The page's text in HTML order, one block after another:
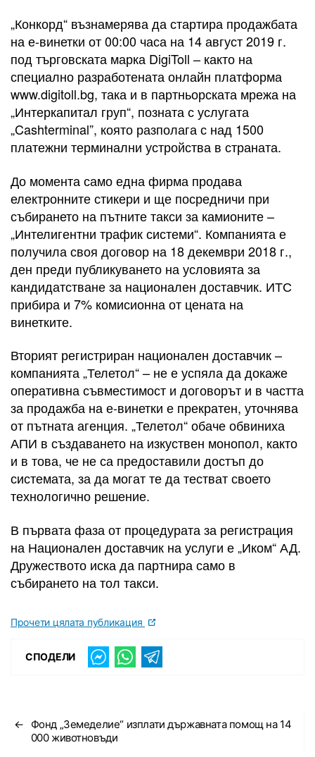
„Конкорд“ възнамерява да стартира продажбата
на е-винетки от 00:00 часа на 14 август 2019 г.
под търговската марка DigiToll – както на
специално разработената онлайн платформа
www.digitoll.bg, така и в партньорската мрежа на
„Интеркапитал груп“, позната с услугата
„Cashterminal”, която разполага с над 1500
платежни терминални устройства в страната.
До момента само една фирма продава
електронните стикери и ще посредничи при
събирането на пътните такси за камионите –
„Интелигентни трафик системи“. Компанията е
получила своя договор на 18 декември 2018 г.,
ден преди публикуването на условията за
кандидатстване за национален доставчик. ИТС
прибира и 7% комисионна от цената на
винетките.
Вторият регистриран национален доставчик –
компанията „Телетол“ – не е успяла да докаже
оперативна съвместимост и договорът и в частта
за продажба на е-винетки е прекратен, уточнява
от пътната агенция. „Телетол“ обаче обвиниха
АПИ в създаването на изкуствен монопол, както
и в това, че не са предоставили достъп до
системата, за да могат те да тестват своето
технологично решение.
В първата фаза от процедурата за регистрация
на Национален доставчик на услуги е „Иком“ АД.
Дружеството иска да партнира само в
събирането на тол такси.
Прочети цялата публикация
СПОДЕЛИ
←
Фонд „Земеделие“ изплати държавната помощ на 14
000 животновъди